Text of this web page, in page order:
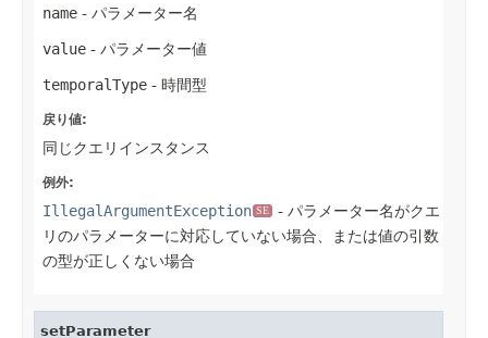
name - パラメーター名
value - パラメーター値
temporalType - 時間型
戻り値:
同じクエリインスタンス
例外:
IllegalArgumentException SE
- パラメーター名がクエ
リのパラメーターに対応していない場合、または値の引数
の型が正しくない場合
setParameter